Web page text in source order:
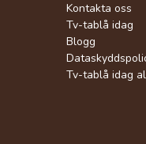
Kontakta oss
Tv-tablå idag
Blogg
Tv-tablå idag